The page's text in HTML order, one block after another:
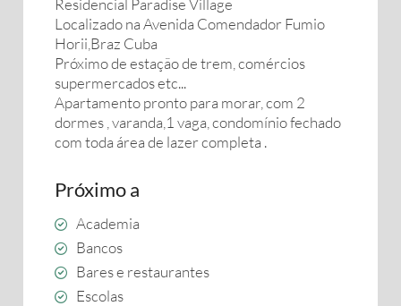
Residencial Paradise Village
Localizado na Avenida Comendador Fumio
Horii,Braz Cuba
Próximo de estação de trem, comércios
supermercados etc...
Apartamento pronto para morar, com 2
dormes , varanda,1 vaga, condomínio fechado
com toda área de lazer completa .
Próximo a
Academia
Bancos
Bares e restaurantes
Escolas